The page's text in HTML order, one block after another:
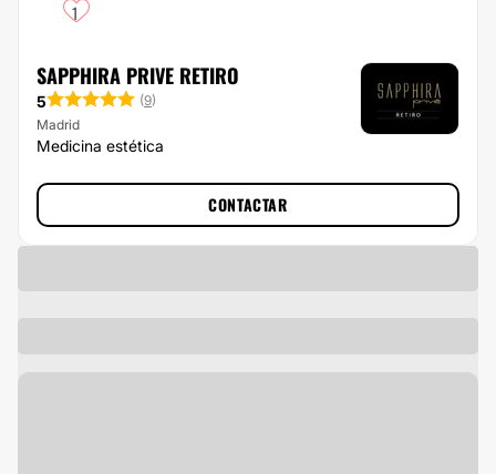
1
SAPPHIRA PRIVE RETIRO
5 (9)
Madrid
Medicina estética
CONTACTAR